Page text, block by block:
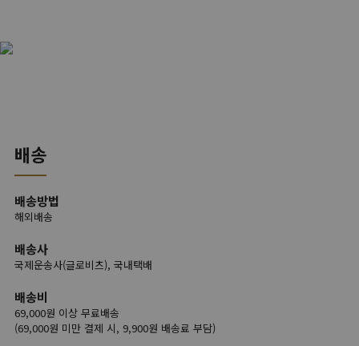
배송
배송방법
해외배송
배송사
국제운송사(글로비츠), 국내택배
배송비
69,000원 이상 무료배송
(69,000원 미만 결제 시, 9,900원 배송료 부담)